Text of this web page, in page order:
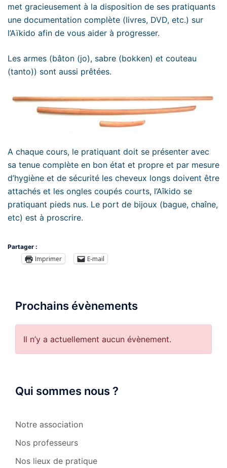
met gracieusement à la disposition de ses pratiquants
une documentation complète (livres, DVD, etc.) sur
l’Aïkido afin de vous aider à progresser.
Les armes (bâton (jo), sabre (bokken) et couteau
(tanto)) sont aussi prêtées.
A chaque cours, le pratiquant doit se présenter avec
sa tenue complète en bon état et propre et par mesure
d’hygiène et de sécurité les cheveux longs doivent être
attachés et les ongles coupés courts, l’Aîkido se
pratiquant pieds nus. Le port de bijoux (bague, chaîne,
etc) est à proscrire.
Partager :
Imprimer E-mail
Prochains évènements
Il n’y a actuellement aucun évènement.
Qui sommes nous ?
Notre association
Nos professeurs
Nos lieux de pratique